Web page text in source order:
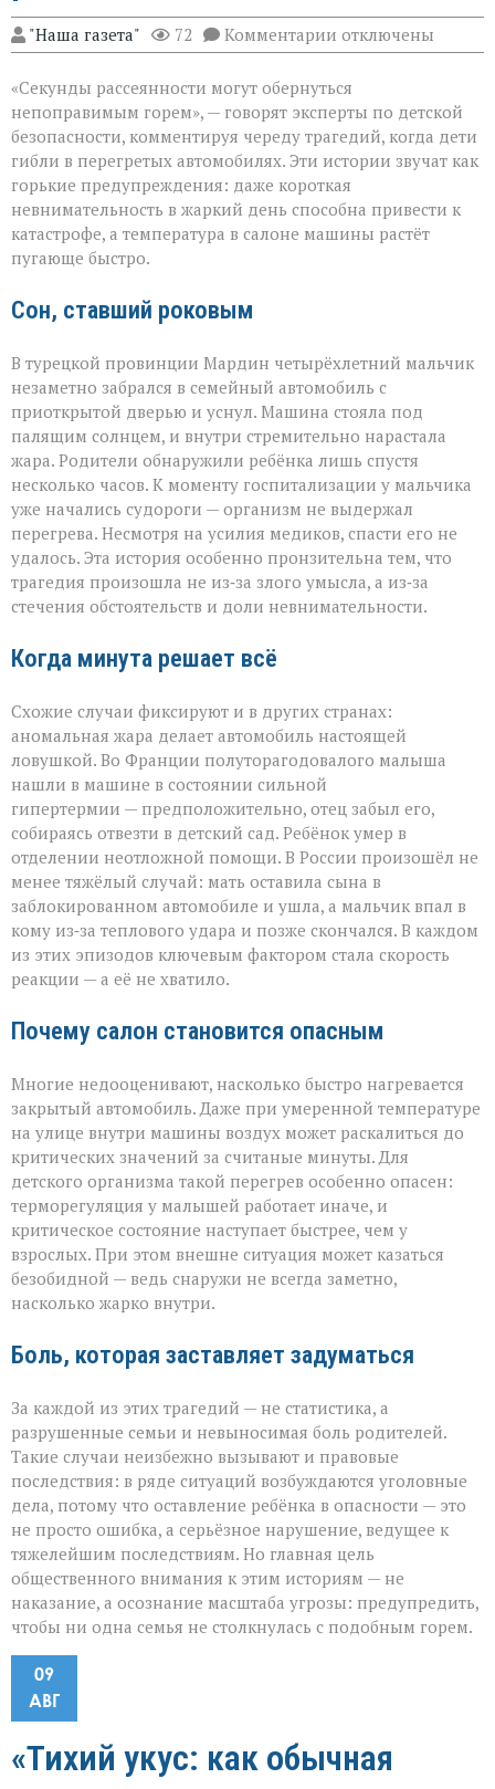
"Наша газета" 72 Комментарии к
записи
не
прощает
невнимательности:
трагедии
в
раскалённых
машинах»
отключены
«Секунды рассеянности могут обернуться
непоправимым горем», — говорят эксперты по детской
безопасности, комментируя череду трагедий, когда дети
гибли в перегретых автомобилях. Эти истории звучат как
горькие предупреждения: даже короткая
невнимательность в жаркий день способна привести к
катастрофе, а температура в салоне машины растёт
пугающе быстро.
Сон, ставший роковым
В турецкой провинции Мардин четырёхлетний мальчик
незаметно забрался в семейный автомобиль с
приоткрытой дверью и уснул. Машина стояла под
палящим солнцем, и внутри стремительно нарастала
жара. Родители обнаружили ребёнка лишь спустя
несколько часов. К моменту госпитализации у мальчика
уже начались судороги — организм не выдержал
перегрева. Несмотря на усилия медиков, спасти его не
удалось. Эта история особенно пронзительна тем, что
трагедия произошла не из‑за злого умысла, а из‑за
стечения обстоятельств и доли невнимательности.
Когда минута решает всё
Схожие случаи фиксируют и в других странах:
аномальная жара делает автомобиль настоящей
ловушкой. Во Франции полуторагодовалого малыша
нашли в машине в состоянии сильной
гипертермии — предположительно, отец забыл его,
собираясь отвезти в детский сад. Ребёнок умер в
отделении неотложной помощи. В России произошёл не
менее тяжёлый случай: мать оставила сына в
заблокированном автомобиле и ушла, а мальчик впал в
кому из‑за теплового удара и позже скончался. В каждом
из этих эпизодов ключевым фактором стала скорость
реакции — а её не хватило.
Почему салон становится опасным
Многие недооценивают, насколько быстро нагревается
закрытый автомобиль. Даже при умеренной температуре
на улице внутри машины воздух может раскалиться до
критических значений за считаные минуты. Для
детского организма такой перегрев особенно опасен:
терморегуляция у малышей работает иначе, и
критическое состояние наступает быстрее, чем у
взрослых. При этом внешне ситуация может казаться
безобидной — ведь снаружи не всегда заметно,
насколько жарко внутри.
Боль, которая заставляет задуматься
За каждой из этих трагедий — не статистика, а
разрушенные семьи и невыносимая боль родителей.
Такие случаи неизбежно вызывают и правовые
последствия: в ряде ситуаций возбуждаются уголовные
дела, потому что оставление ребёнка в опасности — это
не просто ошибка, а серьёзное нарушение, ведущее к
тяжелейшим последствиям. Но главная цель
общественного внимания к этим историям — не
наказание, а осознание масштаба угрозы: предупредить,
чтобы ни одна семья не столкнулась с подобным горем.
09
АВГ
«Тихий укус: как обычная